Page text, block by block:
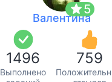
star5
Валентина
1496
Выполнено
759